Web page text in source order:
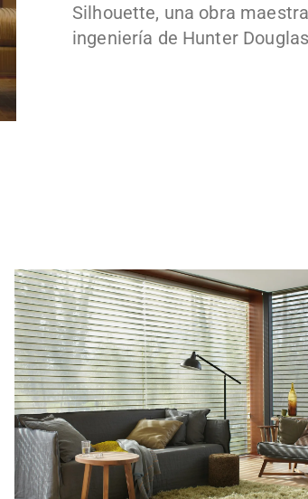
Silhouette, una obra
ingeniería de Hunter Douglas